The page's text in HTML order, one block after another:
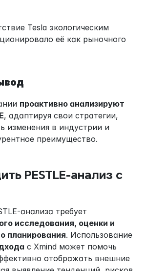
Tesla экологическим
её как рыночного
проактивно анализируют
, адаптируя свои стратегии,
изменения в индустрии и
преимущество.
исследования, оценки и
планирования
с Xmind может помочь
отображать внешние